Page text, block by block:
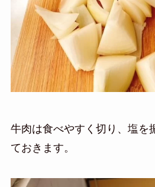
牛肉は食べやすく切り、塩を
ておきます。